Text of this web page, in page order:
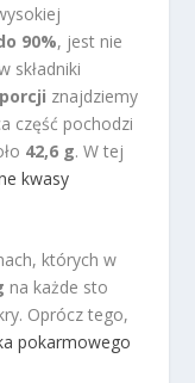
90%, jest nie
składniki
znajdziemy
część pochodzi
42,6 g. W tej
kwasy
których w
na każde sto
Oprócz tego,
pokarmowego